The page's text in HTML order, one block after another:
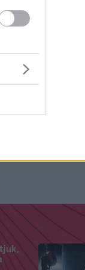
Trump
ha